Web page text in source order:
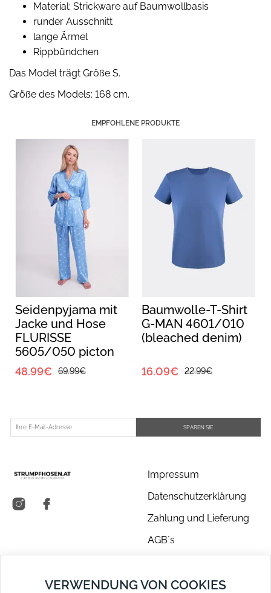
Material: Strickware auf Baumwollbasis
runder Ausschnitt
lange Ärmel
Rippbündchen
Das Model trägt Größe S.
Größe des Models: 168 cm.
EMPFOHLENE PRODUKTE
Seidenpyjama mit
Jacke und Hose
FLURISSE
5605/050 picton
blue/floral print
48.99€ 69.99€
Baumwolle-T-Shirt
G-MAN 4601/010
(bleached denim)
16.09€ 22.99€
SPAREN SIE
Impressum
Datenschutzerklärung
Zahlung und Lieferung
AGB´s
Kontakt
VERWENDUNG VON COOKIES